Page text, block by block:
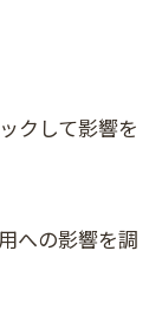
クして影響を
への影響を調